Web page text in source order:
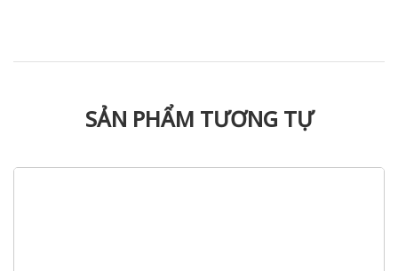
SẢN PHẨM TƯƠNG TỰ